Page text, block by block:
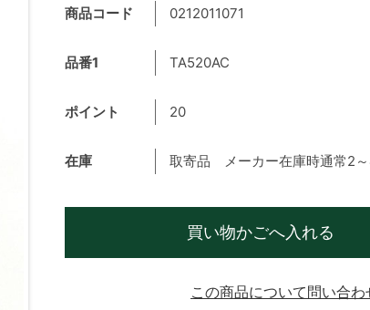
商品コード 0212011071
品番1 TA520AC
ポイント 20
在庫 取寄品 メーカー在庫時通常2
買い物かごへ入れる
この商品について問い合わ